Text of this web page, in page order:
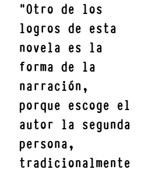
"Otro de los
logros de esta
novela es la
forma de la
narración,
porque escoge el
autor la segunda
persona,
tradicionalmente